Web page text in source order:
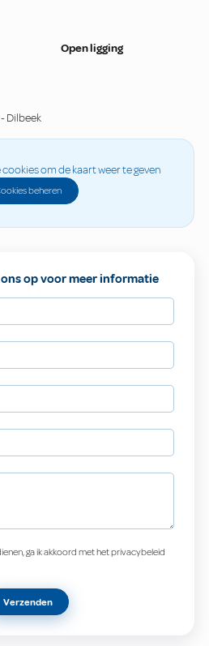
Open ligging
-Dilbeek
om de kaart weer te geven
beheren
op voor meer informatie
ga ik akkoord met het privacybeleid
Verzenden